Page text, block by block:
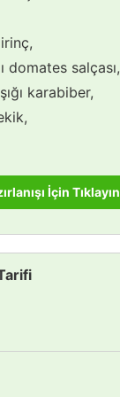
domates salçası,
karabiber,
İçin Tıklayın